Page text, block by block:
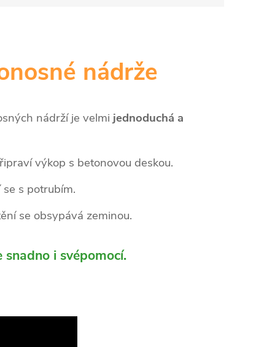
nádrže
nádrží je velmi jednoduchá a
výkop s betonovou deskou.
s potrubím.
se obsypává zeminou.
i svépomocí.